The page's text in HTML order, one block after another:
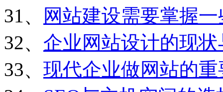
31、
网站建设需要掌握
32、 企业网站设计的现
33、 现代企业做网站的重